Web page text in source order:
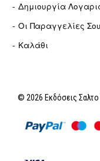
Δημιουργία
Οι Παραγγελίες Σου
Καλάθι
© 2026 Εκδόσεις Σαλτο